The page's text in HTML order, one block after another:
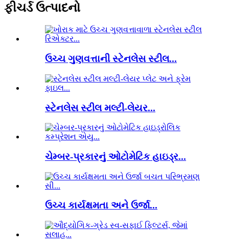
ફીચર્ડ ઉત્પાદનો
ઉચ્ચ ગુણવત્તાની સ્ટેનલેસ સ્ટીલ...
સ્ટેનલેસ સ્ટીલ મલ્ટી-લેયર...
ચેમ્બર-પ્રકારનું ઓટોમેટિક હાઇડ્ર...
ઉચ્ચ કાર્યક્ષમતા અને ઉર્જા...